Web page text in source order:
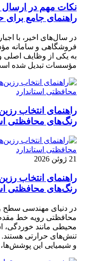
نکات مهم در ارسال
راهنمای جامع برای
در سال‌های اخیر، با
فروشگاهی و سامانه
به یکی از وظایف اصلی
مؤسسات تبدیل شده
راهنمای انتخاب
رنگ‌های محافظتی
21 ژوئن 2026
راهنمای انتخاب
رنگ‌های محافظتی
در دنیای مهندسی
محافظتی رویه خط
تنش‌های حرارتی
و شیمیایی این